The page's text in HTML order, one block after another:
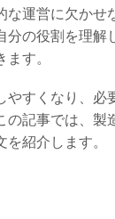
な運営に欠かせ
の役割を理解
す。
やすくなり、必
の記事では、製
紹介します。